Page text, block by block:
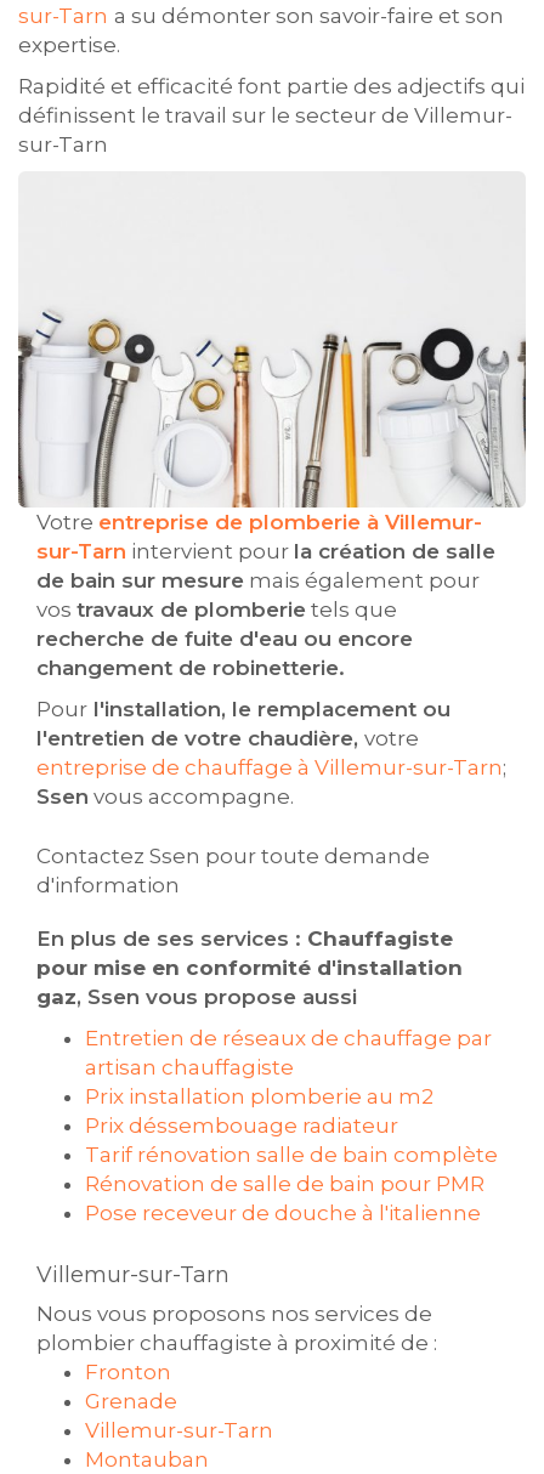
sur-Tarn a su démonter son savoir-faire et son
expertise.
Rapidité et efficacité font partie des adjectifs qui
définissent le travail sur le secteur de Villemur-
sur-Tarn
Votre entreprise de plomberie à Villemur-
sur-Tarn intervient pour la création de salle
de bain sur mesure mais également pour
vos travaux de plomberie tels que
recherche de fuite d'eau ou encore
changement de robinetterie.
Pour l'installation, le remplacement ou
l'entretien de votre chaudière, votre
entreprise de chauffage à Villemur-sur-Tarn;
Ssen vous accompagne.
Contactez Ssen pour toute demande
d'information
En plus de ses services : Chauffagiste
pour mise en conformité d'installation
gaz, Ssen vous propose aussi
Entretien de réseaux de chauffage par
artisan chauffagiste
Prix installation plomberie au m2
Prix déssembouage radiateur
Tarif rénovation salle de bain complète
Rénovation de salle de bain pour PMR
Pose receveur de douche à l'italienne
Villemur-sur-Tarn
Nous vous proposons nos services de
plombier chauffagiste à proximité de :
Fronton
Grenade
Villemur-sur-Tarn
Montauban